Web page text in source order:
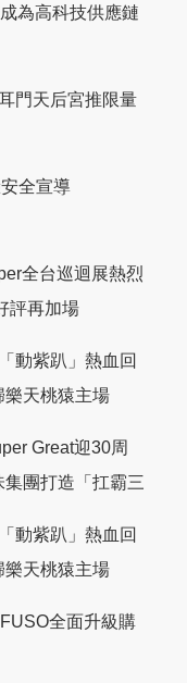
為高科技供應鏈
門天后宮推限量
全宣導
全台巡迴展熱烈
評再加場
動紫趴」熱血回
樂天桃猿主場
Great迎30周
團打造「扛霸三
動紫趴」熱血回
樂天桃猿主場
全面升級購